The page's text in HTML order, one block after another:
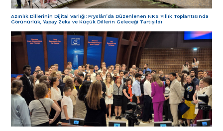
Azınlık Dillerinin Dijital Varlığı: Fryslân’da Düzenlenen NKS Yıllık Toplantısında
Görünürlük, Yapay Zeka ve Küçük Dillerin Geleceği Tartışıldı